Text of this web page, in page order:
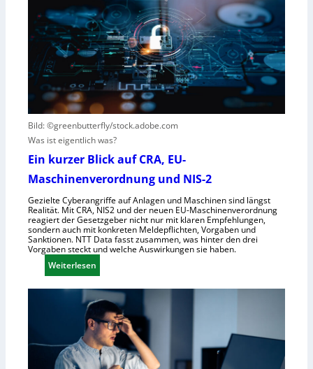
s
V
i
s
i
e
n
e
h
m
n
e
n
t
s
t
e
t
t
s
c
h
e
G
s
e
l
c
h
a
f
t
f
r
R
b
o
t
Bild: ©greenbutterfly/stock.adobe.com
Was ist eigentlich was?
Ein kurzer Blick auf CRA, EU-
Maschinenverordnung und NIS-2
Gezielte Cyberangriffe auf Anlagen und Maschinen sind längst
Realität. Mit CRA, NIS2 und der neuen EU-Maschinenverordnung
reagiert der Gesetzgeber nicht nur mit klaren Empfehlungen,
sondern auch mit konkreten Meldepflichten, Vorgaben und
Sanktionen. NTT Data fasst zusammen, was hinter den drei
Vorgaben steckt und welche Auswirkungen sie haben.
Weiterlesen
E
i
k
u
r